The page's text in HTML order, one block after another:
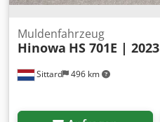
Sittard 496 km
Muldenfahrzeug
Hinowa HS 701E | 2023